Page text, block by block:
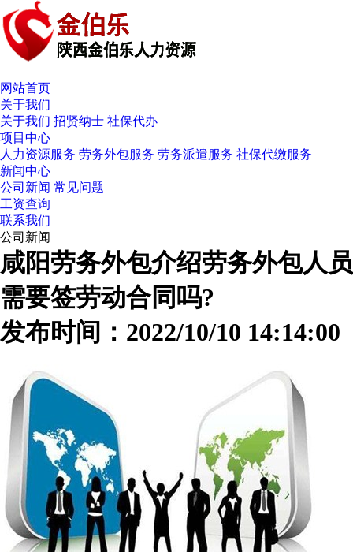
网站首页
关于我们
关于我们 招贤纳士 社保代办
项目中心
人力资源服务 劳务外包服务 劳务派遣服务 社保代缴服务
新闻中心
公司新闻 常见问题
工资查询
联系我们
公司新闻
咸阳劳务外包介绍劳务外包人员
需要签劳动合同吗?
发布时间：2022/10/10 14:14:00